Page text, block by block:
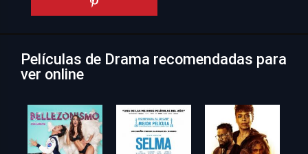
Películas de Drama recomendadas para
ver online